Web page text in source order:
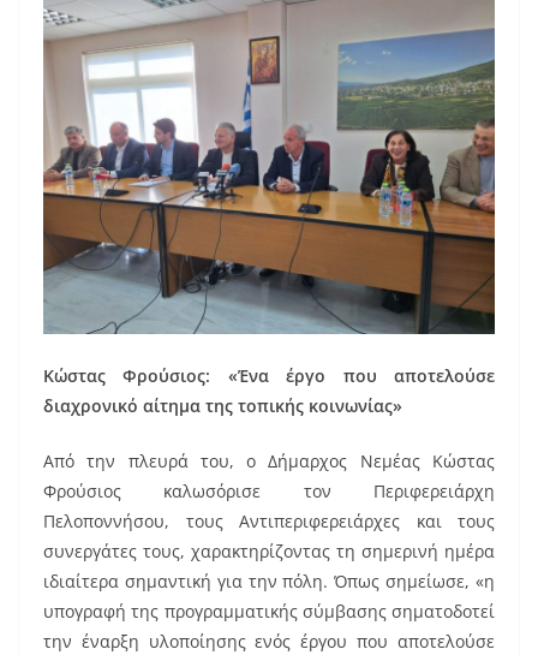
Κώστας Φρούσιος: «Ένα έργο που αποτελούσε
διαχρονικό αίτημα της τοπικής κοινωνίας»
Από την πλευρά του, ο Δήμαρχος Νεμέας Κώστας
Φρούσιος καλωσόρισε τον Περιφερειάρχη
Πελοποννήσου, τους Αντιπεριφερειάρχες και τους
συνεργάτες τους, χαρακτηρίζοντας τη σημερινή ημέρα
ιδιαίτερα σημαντική για την πόλη. Όπως σημείωσε, «η
υπογραφή της προγραμματικής σύμβασης σηματοδοτεί
την έναρξη υλοποίησης ενός έργου που αποτελούσε